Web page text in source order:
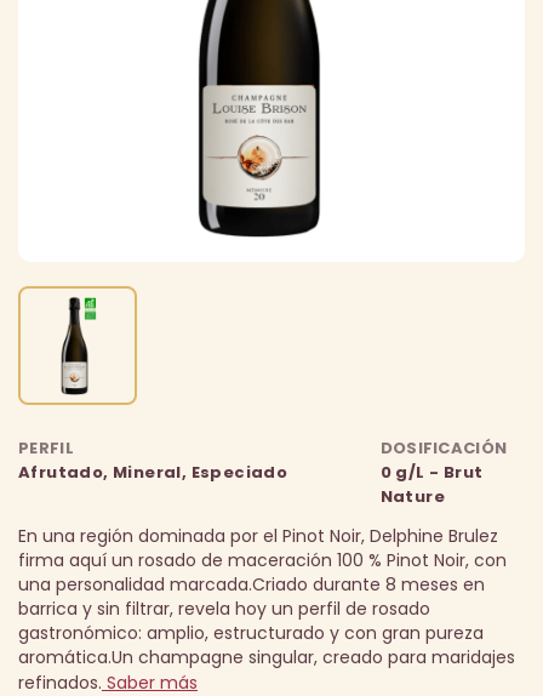
PERFIL
Afrutado, Mineral, Especiado
DOSIFICACIÓN
0 g/L - Brut
Nature
En una región dominada por el Pinot Noir, Delphine Brulez
firma aquí un rosado de maceración 100 % Pinot Noir, con
una personalidad marcada.Criado durante 8 meses en
barrica y sin filtrar, revela hoy un perfil de rosado
gastronómico: amplio, estructurado y con gran pureza
aromática.Un champagne singular, creado para maridajes
refinados. Saber más